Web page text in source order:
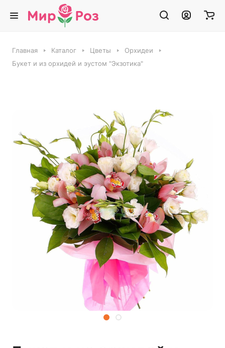
Главная Каталог Цветы
Орхидеи
Букет и из орхидей и эустом "Экзотика"